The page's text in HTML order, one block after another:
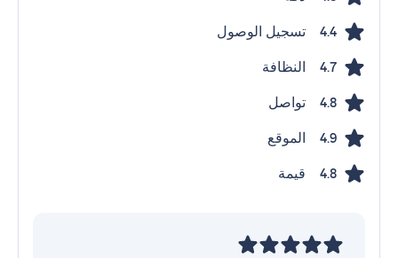
4.4 تسجيل الوصول
4.7 النظافة
4.8 تواصل
4.9 الموقع
4.8 قيمة